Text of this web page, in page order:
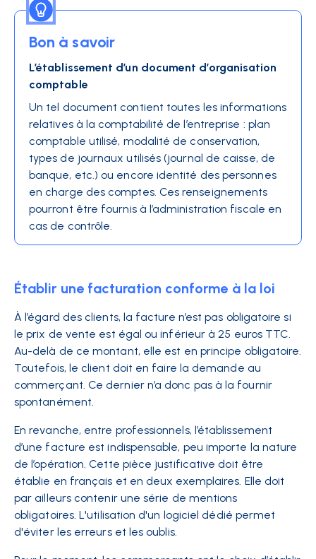
Bon à savoir
L’établissement d’un document d’organisation
comptable
Un tel document contient toutes les informations
relatives à la comptabilité de l’entreprise : plan
comptable utilisé, modalité de conservation,
types de journaux utilisés (journal de caisse, de
banque, etc.) ou encore identité des personnes
en charge des comptes. Ces renseignements
pourront être fournis à l’administration fiscale en
cas de contrôle.
Établir une facturation conforme à la loi
À l’égard des clients, la facture n’est pas obligatoire si
le prix de vente est égal ou inférieur à 25 euros TTC.
Au-delà de ce montant, elle est en principe obligatoire.
Toutefois, le client doit en faire la demande au
commerçant. Ce dernier n’a donc pas à la fournir
spontanément.
En revanche, entre professionnels, l’établissement
d’une facture est indispensable, peu importe la nature
de l’opération. Cette pièce justificative doit être
établie en français et en deux exemplaires. Elle doit
par ailleurs contenir une série de mentions
obligatoires. L'utilisation d'un logiciel dédié permet
d'éviter les erreurs et les oublis.